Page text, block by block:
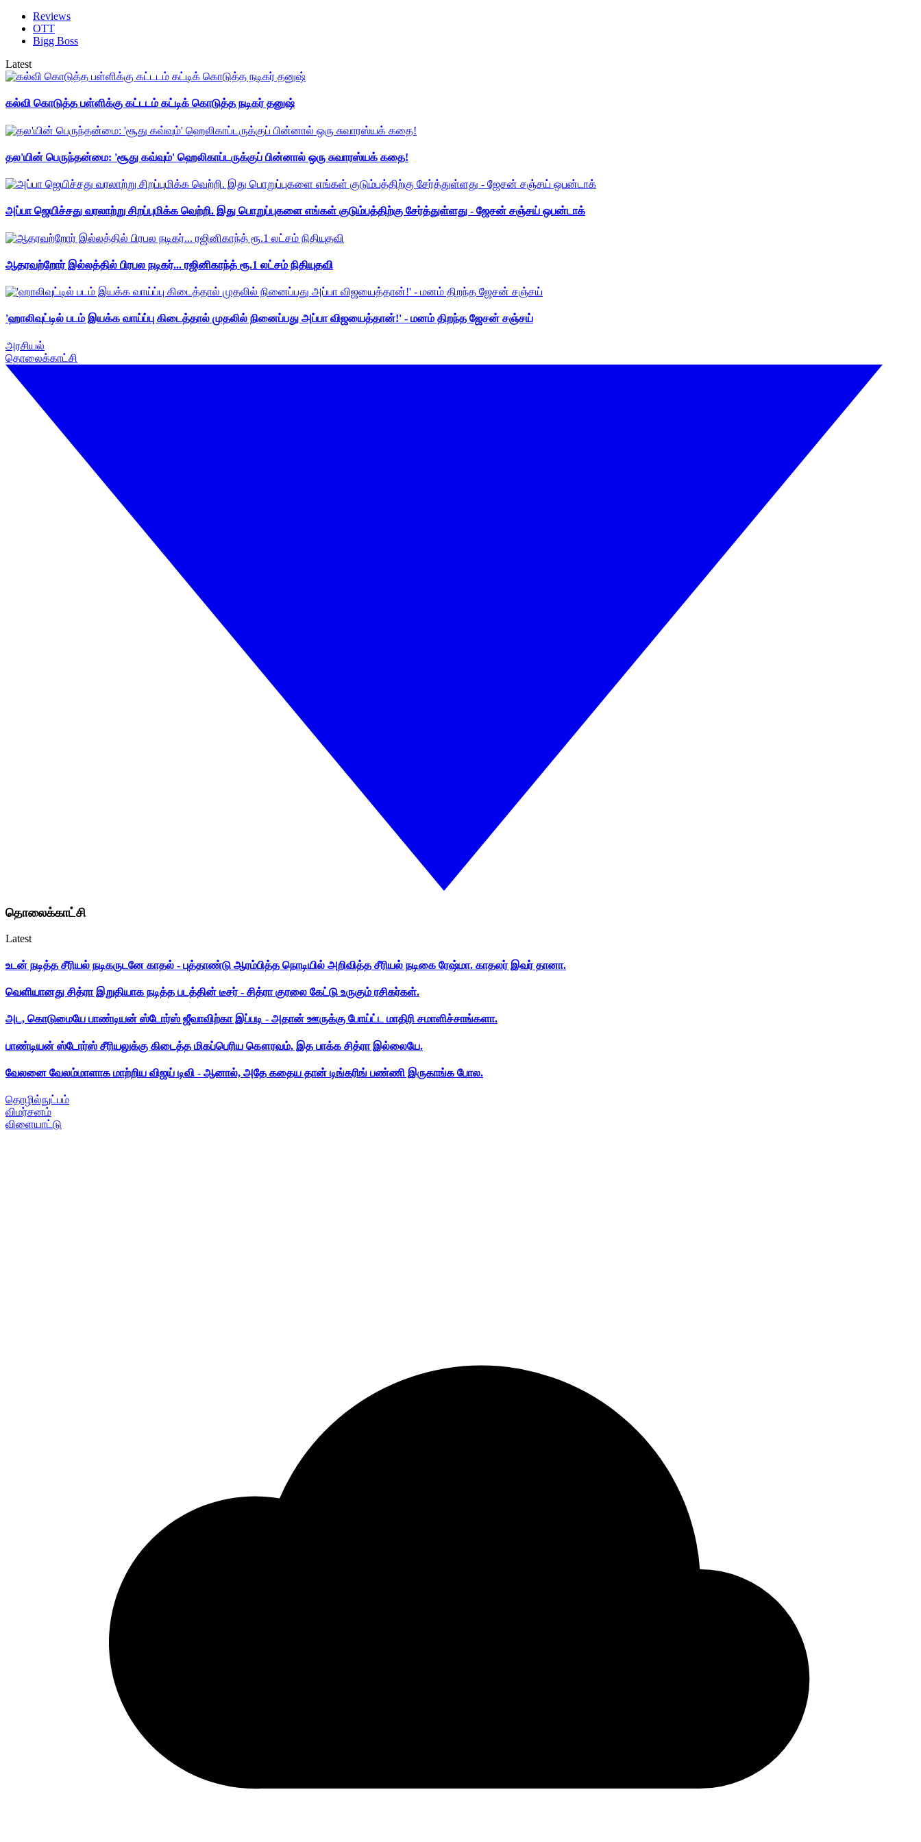
Reviews
OTT
Bigg Boss
Latest
கல்வி கொடுத்த பள்ளிக்கு கட்டடம் கட்டிக் கொடுத்த நடிகர் தனுஷ்
தல'யின் பெருந்தன்மை: 'சூது கவ்வும்' ஹெலிகாப்டருக்குப் பின்னால் ஒரு சுவாரஸ்யக் கதை!
அப்பா ஜெயிச்சது வரலாற்று சிறப்புமிக்க வெற்றி. இது பொறுப்புகளை எங்கள் குடும்பத்திற்கு சேர்த்துள்ளது - ஜேசன் சஞ்சய் ஒபன்டாக்
ஆதரவற்றோர் இல்லத்தில் பிரபல நடிகர்... ரஜினிகாந்த் ரூ.1 லட்சம் நிதியுதவி
'ஹாலிவுட்டில் படம் இயக்க வாய்ப்பு கிடைத்தால் முதலில் நினைப்பது அப்பா விஜயைத்தான்!' - மனம் திறந்த ஜேசன் சஞ்சய்
அரசியல்
தொலைக்காட்சி
தொலைக்காட்சி
Latest
உடன் நடித்த சீரியல் நடிகருடனே காதல் - புத்தாண்டு ஆரம்பித்த நொடியில் அறிவித்த சீரியல் நடிகை ரேஷ்மா. காதலர் இவர் தானா.
வெளியானது சித்ரா இறுதியாக நடித்த படத்தின் டீசர் - சித்ரா குரலை கேட்டு உருகும் ரசிகர்கள்.
அட, கொடுமையே பாண்டியன் ஸ்டோர்ஸ் ஜீவாவிற்கா இப்படி - அதான் ஊருக்கு போய்ட்ட மாதிரி சமாளிச்சாங்களா.
பாண்டியன் ஸ்டோர்ஸ் சீரியலுக்கு கிடைத்த மிகப்பெரிய கௌரவம். இத பாக்க சித்ரா இல்லையே.
வேலனை வேலம்மாளாக மாற்றிய விஜய் டிவி - ஆனால், அதே கதைய தான் டிங்கரிங் பண்ணி இருகாங்க போல.
தொழில்நுட்பம்
விமர்சனம்
விளையாட்டு